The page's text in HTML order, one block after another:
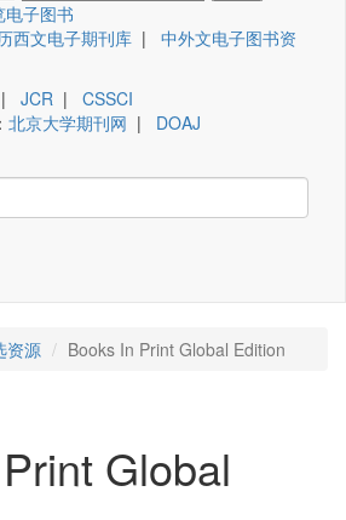
电子图书
西文电子期刊库 | 中外文电子图书资
| JCR | CSSCI
北京大学期刊网 | DOAJ
资源 Books In Print Global Edition
Global